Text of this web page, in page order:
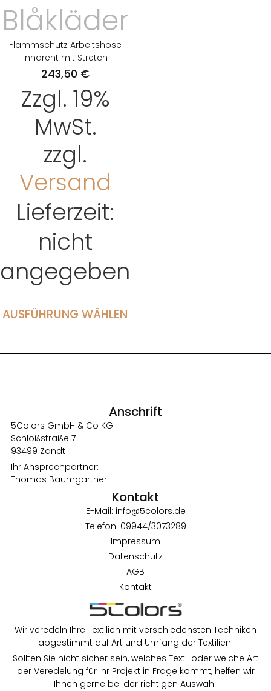
Blåkläder
Flammschutz Arbeitshose
inhärent mit Stretch
243,50 €
Zzgl. 19%
MwSt.
zzgl.
Versand
Lieferzeit:
nicht
angegeben
AUSFÜHRUNG WÄHLEN
Wir veredeln Ihre Textilien mit verschiedensten Techniken
abgestimmt auf Art und Umfang der Textilien.
Sollten Sie nicht sicher sein, welches Textil oder welche Art
der Veredelung für Ihr Projekt in Frage kommt, helfen wir
Ihnen gerne bei der richtigen Auswahl.
Anschrift
5Colors GmbH & Co KG
Schloßstraße 7
93499 Zandt
Ihr Ansprechpartner:
Thomas Baumgartner
Kontakt
E-Mail: info@5colors.de
Telefon: 09944/3073289
Impressum
Datenschutz
AGB
Kontakt